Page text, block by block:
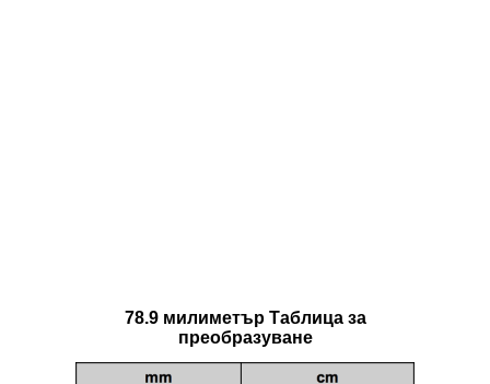
78.9 милиметър Таблица за
преобразуване